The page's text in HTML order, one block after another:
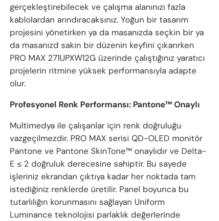
gerçekleştirebilecek ve çalışma alanınızı fazla
kablolardan arındıracaksınız. Yoğun bir tasarım
projesini yönetirken ya da masanızda seçkin bir ya
da masanızd sakin bir düzenin keyfini çıkarırken
PRO MAX 271UPXW12G üzerinde çalıştığınız yaratıcı
projelerin ritmine yüksek performansıyla adapte
olur.
Profesyonel Renk Performansı: Pantone™ Onaylı
Multimedya ile çalışanlar için renk doğruluğu
vazgeçilmezdir. PRO MAX serisi QD-OLED monitör
Pantone ve Pantone SkinTone™ onaylıdır ve Delta-
E ≤ 2 doğruluk derecesine sahiptir. Bu sayede
işleriniz ekrandan çıktıya kadar her noktada tam
istediğiniz renklerde üretilir. Panel boyunca bu
tutarlılığın korunmasını sağlayan Uniform
Luminance teknolojisi parlaklık değerlerinde